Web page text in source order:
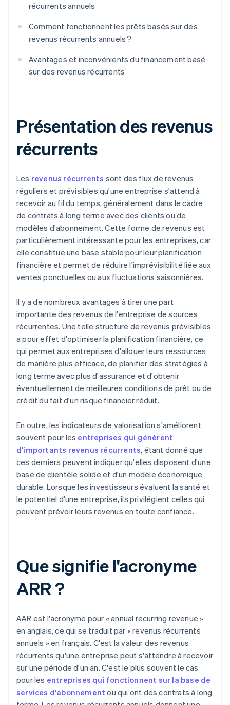
récurrents annuels
Comment fonctionnent les prêts basés sur des
revenus récurrents annuels ?
Avantages et inconvénients du financement basé
sur des revenus récurrents
Présentation des revenus
récurrents
Les revenus récurrents sont des flux de revenus
réguliers et prévisibles qu'une entreprise s'attend à
recevoir au fil du temps, généralement dans le cadre
de contrats à long terme avec des clients ou de
modèles d'abonnement. Cette forme de revenus est
particulièrement intéressante pour les entreprises, car
elle constitue une base stable pour leur planification
financière et permet de réduire l'imprévisibilité liée aux
ventes ponctuelles ou aux fluctuations saisonnières.
Il y a de nombreux avantages à tirer une part
importante des revenus de l'entreprise de sources
récurrentes. Une telle structure de revenus prévisibles
a pour effet d'optimiser la planification financière, ce
qui permet aux entreprises d'allouer leurs ressources
de manière plus efficace, de planifier des stratégies à
long terme avec plus d'assurance et d'obtenir
éventuellement de meilleures conditions de prêt ou de
crédit du fait d'un risque financier réduit.
En outre, les indicateurs de valorisation s'améliorent
souvent pour les entreprises qui génèrent
d'importants revenus récurrents, étant donné que
ces derniers peuvent indiquer qu'elles disposent d'une
base de clientèle solide et d'un modèle économique
durable. Lorsque les investisseurs évaluent la santé et
le potentiel d'une entreprise, ils privilégient celles qui
peuvent prévoir leurs revenus en toute confiance.
Que signifie l'acronyme
ARR ?
AAR est l'acronyme pour « annual recurring revenue »
en anglais, ce qui se traduit par « revenus récurrents
annuels » en français. C'est la valeur des revenus
récurrents qu'une entreprise peut s'attendre à recevoir
sur une période d'un an. C'est le plus souvent le cas
pour les entreprises qui fonctionnent sur la base de
services d'abonnement ou qui ont des contrats à long